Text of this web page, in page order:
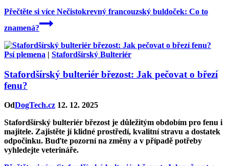
Přečtěte si více Nečistokrevný francouzský buldoček: Co to
znamená?
Psí plemena | Stafordšírský Bulteriér
Stafordšírský bulteriér březost: Jak pečovat o březí
fenu?
OdDogTech.cz 12. 12. 2025
Stafordšírský bulteriér březost je důležitým obdobím pro fenu i
majitele. Zajistěte jí klidné prostředí, kvalitní stravu a dostatek
odpočinku. Buďte pozorní na změny a v případě potřeby
vyhledejte veterináře.